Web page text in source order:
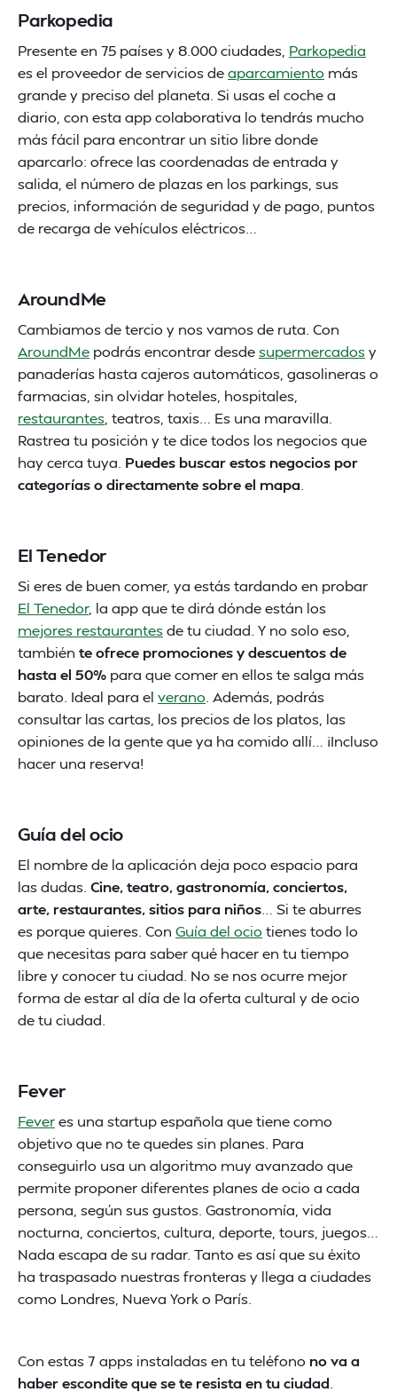
Parkopedia
Presente en 75 países y 8.000 ciudades, Parkopedia
es el proveedor de servicios deaparcamiento más
grande y preciso del planeta. Si usas el coche a
diario, con esta app colaborativa lo tendrás mucho
más fácil para encontrar un sitio libre donde
aparcarlo: ofrece las coordenadas de entrada y
salida, el número de plazas en los parkings, sus
precios, información de seguridad y de pago, puntos
de recarga de vehículos eléctricos…
AroundMe
Cambiamos de tercio y nos vamos de ruta. Con
AroundMe podrás encontrar desdesupermercadosy
panaderías hasta cajeros automáticos, gasolineras o
farmacias, sin olvidar hoteles, hospitales,
restaurantes , teatros, taxis… Es una maravilla.
Rastrea tu posición y te dice todos los negocios que
hay cerca tuya. Puedes buscar estos negocios por
categorías o directamente sobre el mapa
El Tenedor
Si eres de buen comer, ya estás tardando en probar
El Tenedor, la app que te dirá dónde están los
mejores restaurantesde tu ciudad. Y no solo eso,
también te ofrece promociones y descuentos de
hasta el 50% para que comer en ellos te salga más
barato. Ideal para el verano . Además, podrás
consultar las cartas, los precios de los platos, las
opiniones de la gente que ya ha comido allí… ¡Incluso
hacer una reserva!
Guía del ocio
El nombre de la aplicación deja poco espacio para
las dudas. Cine, teatro, gastronomía, conciertos,
arte, restaurantes, sitios para niños … Si te aburres
es porque quieres. Con Guía del ocio tienes todo lo
que necesitas para saber qué hacer en tu tiempo
libre y conocer tu ciudad. No se nos ocurre mejor
forma de estar al día de la oferta cultural y de ocio
de tu ciudad.
Fever
Feveres una startup española que tiene como
objetivo que no te quedes sin planes. Para
conseguirlo usa un algoritmo muy avanzado que
permite proponer diferentes planes de ocio a cada
persona, según sus gustos. Gastronomía, vida
nocturna, conciertos, cultura, deporte, tours, juegos…
Nada escapa de su radar. Tanto es así que su éxito
ha traspasado nuestras fronteras y llega a ciudades
como Londres, Nueva York o París.
Con estas 7 apps instaladas en tu teléfono no va a
haber escondite que se te resista en tu ciudad